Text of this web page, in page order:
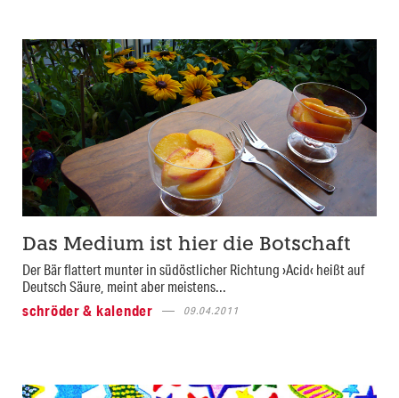
Das Medium ist hier die Botschaft
Der Bär flattert munter in südöstlicher Richtung ›Acid‹ heißt auf
Deutsch Säure, meint aber meistens...
schröder & kalender
09.04.2011